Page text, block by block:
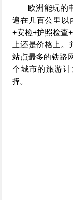
欧洲能玩的
遍在几百公里以
+安检+护照检查
上还是价格上。
站点最多的铁路
个城市的旅游
择。